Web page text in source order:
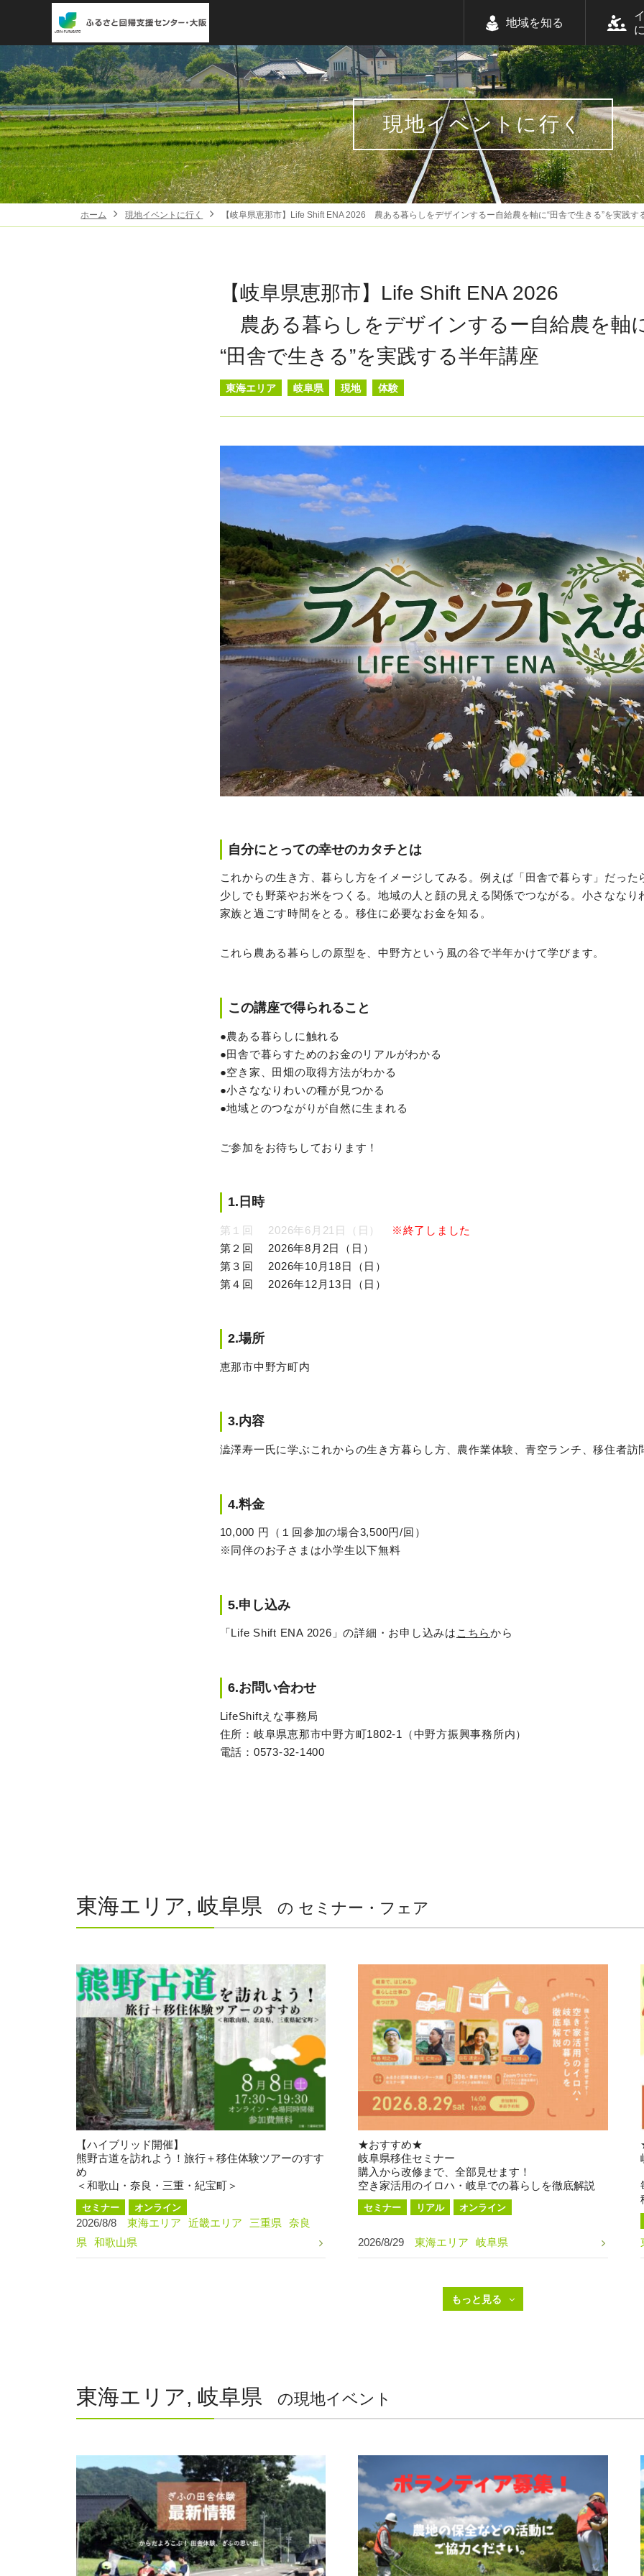
地域を知る
現地イベントに行く
ホーム 現地イベントに行く 【岐阜県恵那市】Life Shift ENA 2026 農ある暮らしをデザインするー自給農を軸に“田舎で生きる”を実践す
【岐阜県恵那市】Life Shift ENA 2026
農ある暮らしをデザインするー自給農を軸
“田舎で生きる”を実践する半年講座
東海エリア 岐阜県 現地 体験
自分にとっての幸せのカタチとは
これからの生き方、暮らし方をイメージしてみる。例えば「田舎で暮らす」だった
少しでも野菜やお米をつくる。地域の人と顔の見える関係でつながる。小さななり
家族と過ごす時間をとる。移住に必要なお金を知る。
これら農ある暮らしの原型を、中野方という風の谷で半年かけて学びます。
この講座で得られること
●農ある暮らしに触れる
●田舎で暮らすためのお金のリアルがわかる
●空き家、田畑の取得方法がわかる
●小さななりわいの種が見つかる
●地域とのつながりが自然に生まれる
ご参加をお待ちしております！
1.日時
第１回 2026年6月21日（日）
※終了しました
第２回 2026年8月2日（日）
第３回 2026年10月18日（日）
第４回 2026年12月13日（日）
2.場所
恵那市中野方町内
3.内容
澁澤寿一氏に学ぶこれからの生き方暮らし方、農作業体験、青空ランチ、移住者訪
4.料金
10,000 円（１回参加の場合3,500円/回）
※同伴のお子さまは小学生以下無料
5.申し込み
「Life Shift ENA 2026」の詳細・お申し込みは こちらから
6.お問い合わせ
LifeShiftえな事務局
住所：岐阜県恵那市中野方町1802-1（中野方振興事務所内）
電話：0573-32-1400
東海エリア, 岐阜県 の セミナー・フェア
【ハイブリッド開催】
熊野古道を訪れよう！旅行＋移住体験ツアーのすす
め
＜和歌山・奈良・三重・紀宝町＞
セミナー オンライン
2026/8/8 東海エリア 近畿エリア 三重県
奈良
県
和歌山県
★おすすめ★
岐阜県移住セミナー
購入から改修まで、全部見せます！
空き家活用のイロハ・岐阜での暮らしを徹底解説
セミナー リアル オンライン
2026/8/29 東海エリア 岐阜県
東海エリア, 岐阜県 の現地イベント